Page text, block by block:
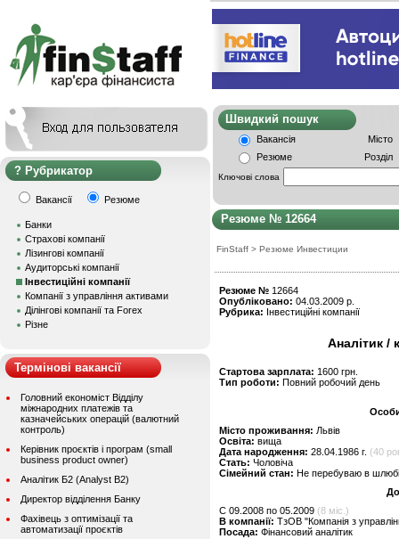
Рубрикатор
Вакансії Резюме
Банки
Страхові компанії
Лізингові компанії
Аудиторські компанії
Інвестиційні компанії
Компанії з управління активами
Ділінгові компанії та Forex
Різне
Термінові вакансії
Головний економіст Відділу
міжнародних платежів та
казначейських операцій (валютний
контроль)
Керівник проєктів і програм (small
business product owner)
Аналітик Б2 (Analyst B2)
Директор відділення Банку
Фахівець з оптимізації та
автоматизації проєктів
Швидкий
Вакансія
Місто
Резюме
Розділ
Ключові слова
Резюме № 12664
FinStaff > Резюме Инвестиции
Резюме № 12664
Опубліковано: 04.03.2009 р.
Рубрика: Інвестиційні компанії
Аналітик /
Стартова зарплата: 1600 грн.
Тип роботи: Повний робочий день
Місто проживання: Львів
Освіта: вища
Дата народження: 28.04.1986 г. (40
Стать: Чоловіча
Сімейний стан: Не перебуваю в
C 09.2008 по 05.2009 (8 міс.)
В компанії: ТзОВ "Компанія з
Посада: Фінансовий аналітик